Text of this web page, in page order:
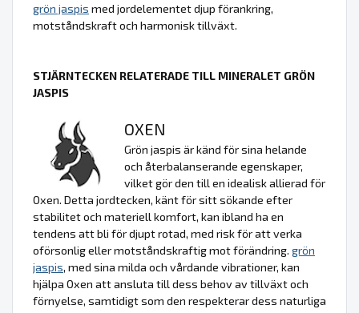
grön jaspis med jordelementet djup förankring,
motståndskraft och harmonisk tillväxt.
STJÄRNTECKEN RELATERADE TILL MINERALET GRÖN
JASPIS
OXEN
Grön jaspis är känd för sina helande
och återbalanserande egenskaper,
vilket gör den till en idealisk allierad för
Oxen. Detta jordtecken, känt för sitt sökande efter
stabilitet och materiell komfort, kan ibland ha en
tendens att bli för djupt rotad, med risk för att verka
oförsonlig eller motståndskraftig mot förändring. grön
jaspis, med sina milda och vårdande vibrationer, kan
hjälpa Oxen att ansluta till dess behov av tillväxt och
förnyelse, samtidigt som den respekterar dess naturliga